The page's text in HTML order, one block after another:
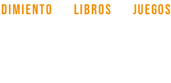
LIBROS JUEGOS